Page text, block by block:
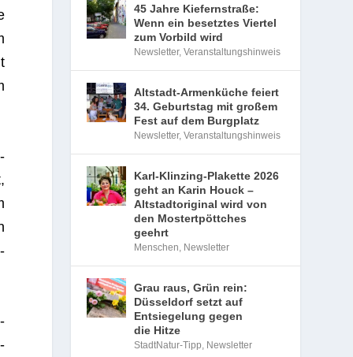
45 Jahre Kiefernstraße:
Wenn ein besetztes Viertel
zum Vorbild wird
Newsletter,Veranstaltungshinweis
Altstadt-Armenküche feiert
34. Geburtstag mit großem
Fest auf dem Burgplatz
Newsletter,Veranstaltungshinweis
Karl-Klinzing-Plakette 2026
geht an Karin Houck –
Altstadtoriginal wird von
den Mostertpöttches
geehrt
Menschen, Newsletter
Grau raus, Grün rein:
Düsseldorf setzt auf
Entsiegelung gegen
die Hitze
StadtNatur-Tipp, Newsletter